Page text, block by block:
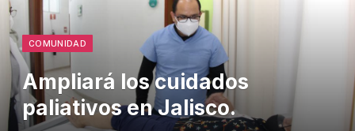
COMUNIDAD
Ampliará los cuidados
paliativos en Jalisco.